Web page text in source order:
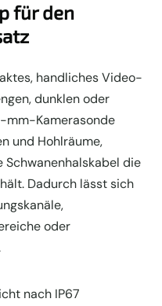
für den
handliches Video-
dunklen oder
mm-Kamerasonde
und Hohlräume,
Schwanenhalskabel die
Dadurch lässt sich
oder
nach IP67